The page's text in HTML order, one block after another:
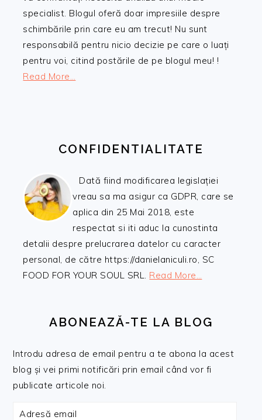
specialist. Blogul oferă doar impresiile despre
schimbările prin care eu am trecut! Nu sunt
responsabilă pentru nicio decizie pe care o luați
pentru voi, citind postările de pe blogul meu! !
Read More…
CONFIDENTIALITATE
Dată fiind modificarea legislației
vreau sa ma asigur ca GDPR, care se
aplica din 25 Mai 2018, este
respectat si iti aduc la cunostinta
detalii despre prelucrarea datelor cu caracter
personal, de către https://danielaniculi.ro, SC
FOOD FOR YOUR SOUL SRL. Read More…
ABONEAZĂ-TE LA BLOG
Introdu adresa de email pentru a te abona la acest
blog și vei primi notificări prin email când vor fi
publicate articole noi.
Adresă